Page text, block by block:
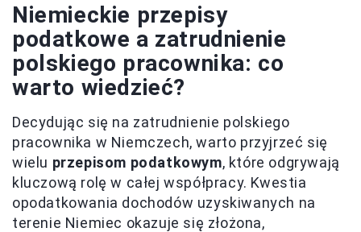
Niemieckie przepisy
podatkowe a zatrudnienie
polskiego pracownika: co
warto wiedzieć?
Decydując się na zatrudnienie polskiego
pracownika w Niemczech, warto przyjrzeć się
wielu przepisom podatkowym, które odgrywają
kluczową rolę w całej współpracy. Kwestia
opodatkowania dochodów uzyskiwanych na
terenie Niemiec okazuje się złożona,